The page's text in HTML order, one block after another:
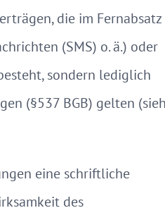
die im Fernabsatz
(SMS) o. ä.) oder
sondern lediglich
(§537 BGB) gelten
eine schriftliche
des